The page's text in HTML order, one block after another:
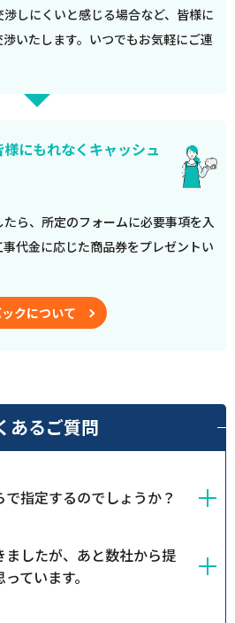
しにくいと感じる場合など、皆様に
いたします。いつでもお気軽にご連
にもれなくキャッシュ
ら、所定のフォームに必要事項を入
代金に応じた商品券をプレゼントい
クについて
あるご質問
指定するのでしょうか？
ましたが、あと数社から提
ています。